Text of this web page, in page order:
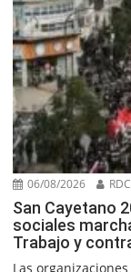
06/08/2026
San Cayetano
sociales
Trabajo y
Las